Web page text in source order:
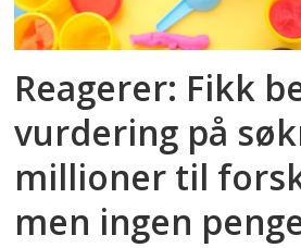
Reagerer: Fikk
vurdering på
millioner til
men ingen